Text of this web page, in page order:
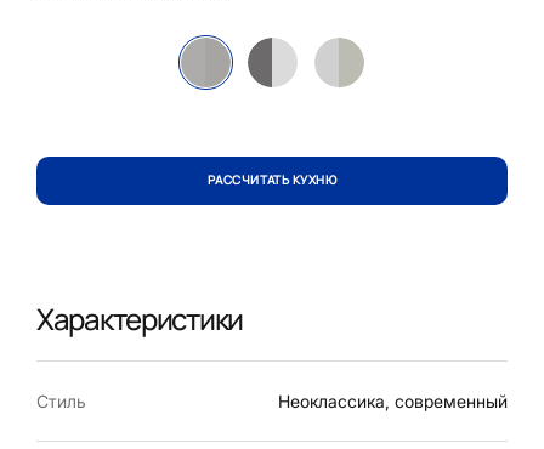
РАССЧИТАТЬ КУХНЮ
Характеристики
Стиль Неоклассика, современный